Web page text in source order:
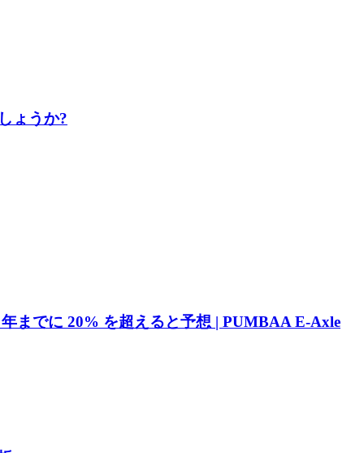
ょうか?
までに 20% を超えると予想 | PUMBAA E-Axle